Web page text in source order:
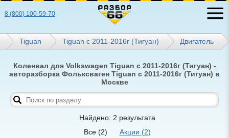
8 (800) 100-59-70
Tiguan Tiguan с 2011-2016г (Тигуан) Двигатель
Коленвал для Volkswagen Tiguan с 2011-2016г (Тигуан) -
авторазборка Фольксваген Tiguan с 2011-2016г (Тигуан) в
Москве
Найдено: 2 результата
Все (2) Акции (2)